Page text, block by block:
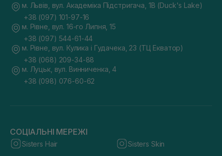
м. Львів, вул. Академіка Підстригача, 1В (Duck's Lake)
+38 (097) 101-97-16
м. Рівне, вул. 16-го Липня, 15
+38 (097) 544-61-44
м. Рівне, вул. Кулика і Гудачека, 23 (ТЦ Екватор)
+38 (068) 209-34-88
м. Луцьк, вул. Винниченка, 4
+38 (098) 076-60-62
СОЦІАЛЬНІ МЕРЕЖІ
Sisters Hair Sisters Skin